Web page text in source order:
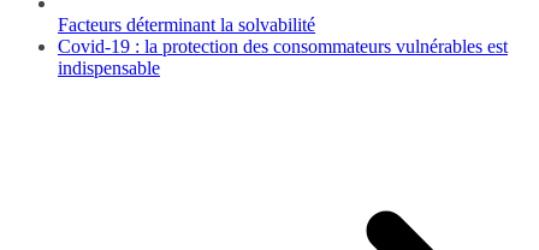
Facteurs déterminant la solvabilité
Covid-19 : la protection des consommateurs vulnérables est
indispensable